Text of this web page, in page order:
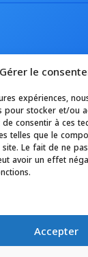
Gérer le
expériences,
pour stocker et/ou
consentir à ces
telles que le
Le fait de ne
avoir un effet
Accepter